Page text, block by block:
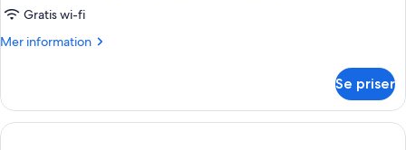
Gratis wi-fi
Mer information
Mer
Se priser